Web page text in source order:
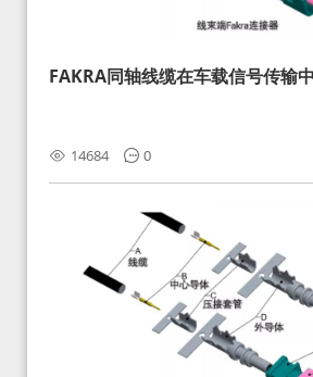
FAKRA同轴线缆在车载信号传输
14684 0